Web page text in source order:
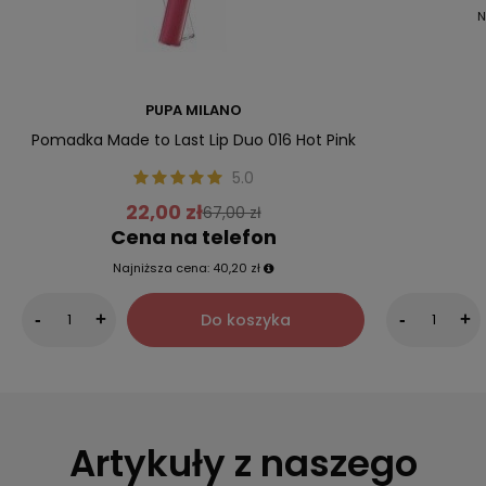
PUPA MILANO
Pomadka Made to Last Lip Duo 016 Hot Pink
5.0
22,00 zł67,00 zł
Cena na telefon
Najniższa cena: 40,20 zł
- + Do koszyka - +
Artykuły z naszego